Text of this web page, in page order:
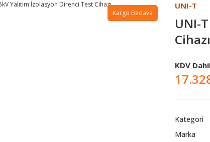
Kargo Bedava
UNI-T
UNI-
Cihazı
KDV
Kategori
Marka